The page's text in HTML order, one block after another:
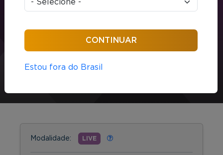
MBA
Modalidade: LIVE
Estou fora do Brasil